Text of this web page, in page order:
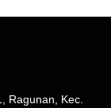
Ragunan, Kec.